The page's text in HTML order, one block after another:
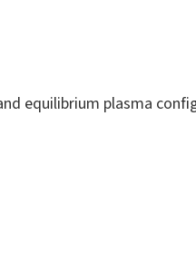
equilibrium plasma